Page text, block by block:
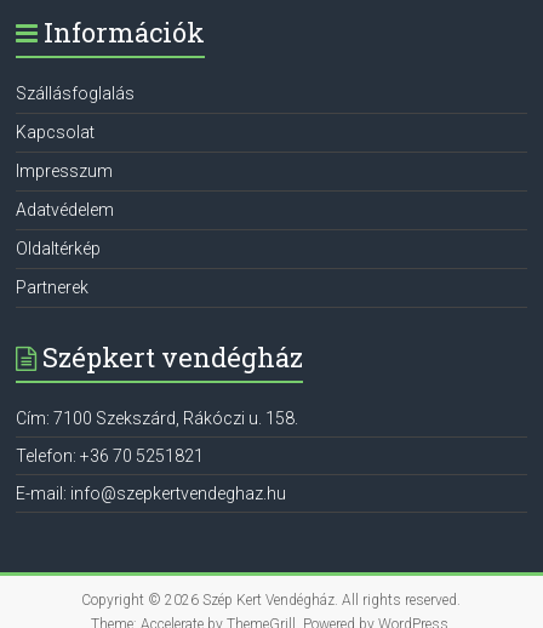
Információk
Szállásfoglalás
Kapcsolat
Impresszum
Adatvédelem
Oldaltérkép
Partnerek
Szépkert vendégház
Cím: 7100 Szekszárd Rákóczi u. 158.
Telefon:+36 70 5251821
E-mail: info@szepkertvendeghaz.hu
Copyright © 2026Szép Kert Vendégház. All rights reserved.
Theme: Accelerateby ThemeGrill. Powered by WordPress